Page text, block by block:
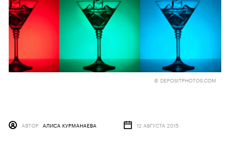
© DEPOSITPHOTOS.COM
АВТОР АЛИСА КУРМАНАЕВА 12 АВГУСТА 2015